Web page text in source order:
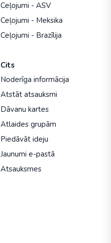
Ceļojumi - ASV
Ceļojumi - Meksika
Ceļojumi - Brazīlija
Cits
Noderīga informācija
Atstāt atsauksmi
Dāvanu kartes
Atlaides grupām
Piedāvāt ideju
Jaunumi e-pastā
Atsauksmes